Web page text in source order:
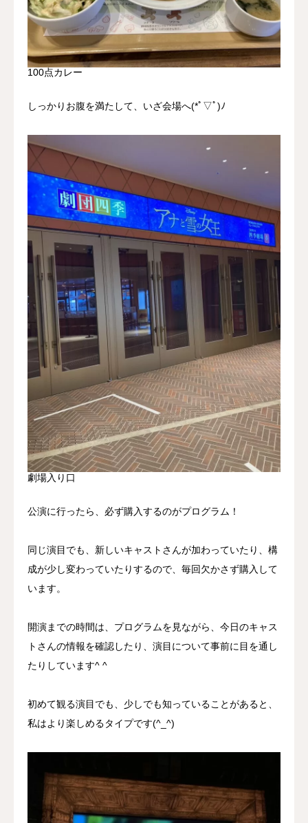
100点カレー
しっかりお腹を満たして、いざ会場へ(*ﾟ▽ﾟ)ﾉ
劇場入り口
公演に行ったら、必ず購入するのがプログラム！
同じ演目でも、新しいキャストさんが加わっていたり、構
成が少し変わっていたりするので、毎回欠かさず購入して
います。
開演までの時間は、プログラムを見ながら、今日のキャス
トさんの情報を確認したり、演目について事前に目を通し
たりしています^ ^
初めて観る演目でも、少しでも知っていることがあると、
私はより楽しめるタイプです(^_^)